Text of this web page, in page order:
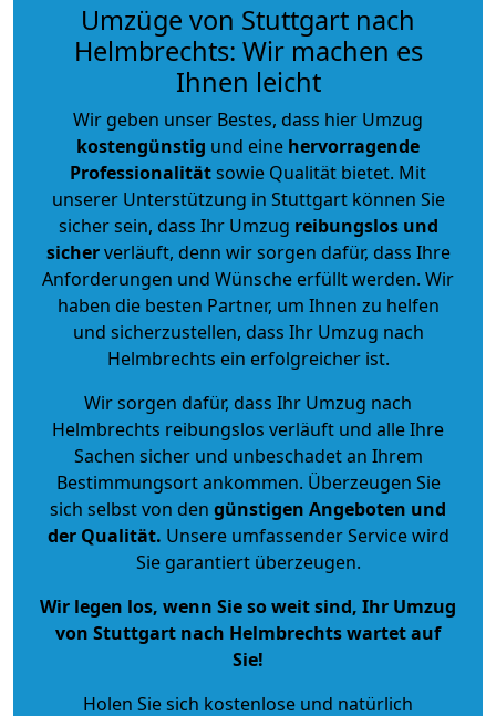
Umzüge von Stuttgart nach
Helmbrechts: Wir machen es
Ihnen leicht
Wir geben unser Bestes, dass hier Umzug
kostengünstig und eine hervorragende
Professionalitätsowie Qualität bietet. Mit
unserer Unterstützung in Stuttgart können Sie
sicher sein, dass Ihr Umzug reibungslos und
sicherverläuft, denn wir sorgen dafür, dass Ihre
Anforderungen und Wünsche erfüllt werden. Wir
haben die besten Partner, um Ihnen zu helfen
und sicherzustellen, dass Ihr Umzug nach
Helmbrechts ein erfolgreicher ist.
Wir sorgen dafür, dass Ihr Umzug nach
Helmbrechts reibungslos verläuft und alle Ihre
Sachen sicher und unbeschadet an Ihrem
Bestimmungsort ankommen. Überzeugen Sie
sich selbst von den günstigen Angeboten und
der Qualität. Unsere umfassender Service wird
Sie garantiert überzeugen.
Wir legen los, wenn Sie so weit sind, Ihr Umzug
von Stuttgart nach Helmbrechts wartet auf
Sie!
Holen Sie sich kostenlose und natürlich